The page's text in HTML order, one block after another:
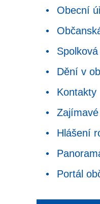
Obecní
Dění v
Kontakty
Hlášení
Portál